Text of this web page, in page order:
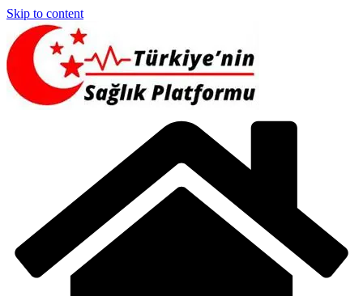
Skip to content